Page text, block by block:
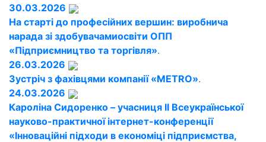
30.03.2026
На старті до професійних вершин: виробнича
нарада зі здобувачамиосвіти ОПП
«Підприємництво та торгівля».
26.03.2026
Зустріч з фахівцями компанії «METRO».
24.03.2026
Кароліна Сидоренко – учасниця ІІ Всеукраїнської
науково-практичної інтернет-конференції
«Інноваційні підходи в економіці підприємства,